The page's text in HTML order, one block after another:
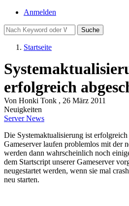
Benutzermenü
Anmelden
Suche
Startseite
erfolgreich
Von Honki Tonk , 26 März 2011
Neuigkeiten
Server News
Die Systemaktualisierung ist
Gameserver laufen problemlos mit der
werden dann wahrscheinlich noch
dem Startscript unserer Gameserver
neugestartet werden, wenn sie mal
neu starten.